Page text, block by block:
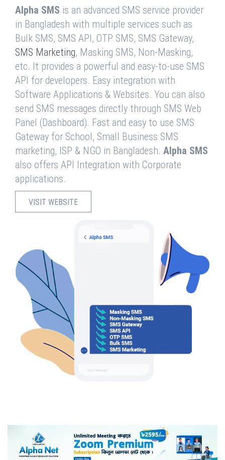
Alpha SMS is an advanced SMS service provider
in Bangladesh with multiple services such as
Bulk SMS, SMS API, OTP SMS, SMS Gateway,
SMS Marketing, Masking SMS, Non-Masking,
etc. It provides a powerful and easy-to-use SMS
API for developers. Easy integration with
Software Applications & Websites. You can also
send SMS messages directly through SMS Web
Panel (Dashboard). Fast and easy to use SMS
Gateway for School, Small Business SMS
marketing, ISP & NGO in Bangladesh. Alpha SMS
also offers API Integration with Corporate
applications.
VISIT WEBSITE